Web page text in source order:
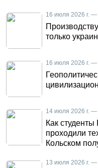
16 июля 2026 г.
только
16 июля 2026 г.
14 июля 2026 г.
Как студенты
проходили
Кольском
13 июля 2026 г.